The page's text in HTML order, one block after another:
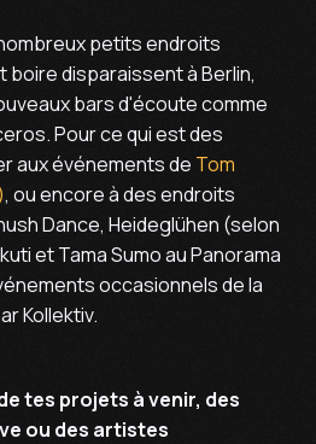
petits endroits
boire disparaissent à Berlin,
bars d'écoute comme
Pour ce qui est des
aux événements de Tom
, ou encore à des endroits
Dance, Heideglühen (selon
et Tama Sumo au Panorama
occasionnels de la
Kollektiv.
tes projets à venir, des
ou des artistes